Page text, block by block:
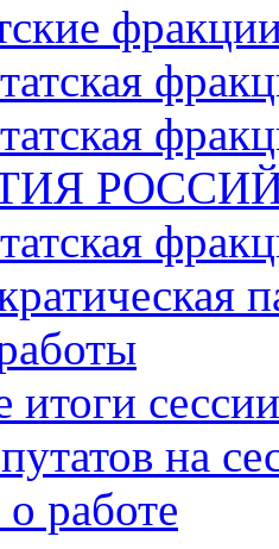
итоги сессии
на
работе